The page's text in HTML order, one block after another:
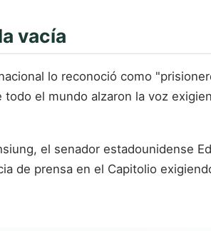
vacía
lo reconoció como
el mundo alzaron la voz
el senador estadounidense
de prensa en el Capitolio